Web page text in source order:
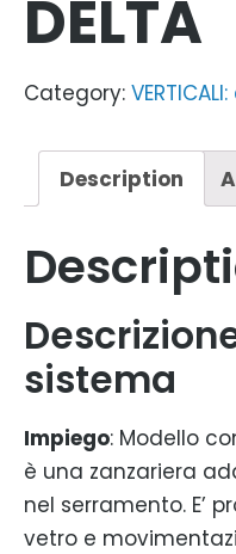
DELTA
Category:
Description
sistema
Impiego: Modello
è una zanzariera
nel serramento. E’
vetro e